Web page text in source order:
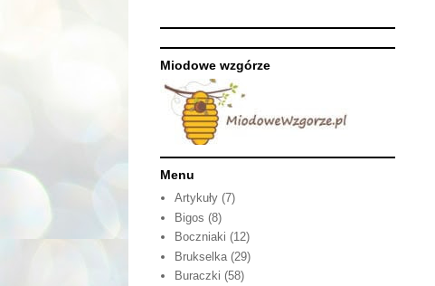
Miodowe wzgórze
Menu
Artykuły (7)
Bigos (8)
Boczniaki (12)
Brukselka (29)
Buraczki (58)